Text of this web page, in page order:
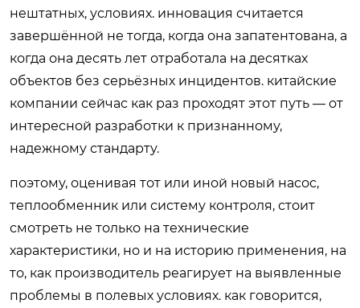
нештатных, условиях. инновация считается
завершённой не тогда, когда она запатентована, а
когда она десять лет отработала на десятках
объектов без серьёзных инцидентов. китайские
компании сейчас как раз проходят этот путь — от
интересной разработки к признанному,
надежному стандарту.
поэтому, оценивая тот или иной новый насос,
теплообменник или систему контроля, стоит
смотреть не только на технические
характеристики, но и на историю применения, на
то, как производитель реагирует на выявленные
проблемы в полевых условиях. как говорится,